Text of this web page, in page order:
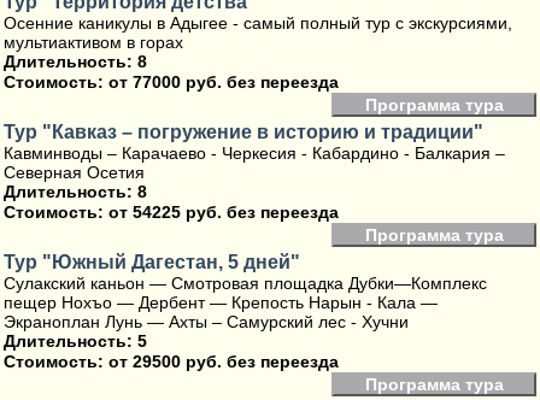
Осенние каникулы в Адыгее - самый полный тур с экскурсиями,
мультиактивом в горах
Длительность: 8
Стоимость: от 77000 руб. без переезда
Программа тура
Тур "Кавказ – погружение в историю и традиции"
Кавминводы – Карачаево - Черкесия - Кабардино - Балкария –
Северная Осетия
Длительность: 8
Стоимость: от 54225 руб. без переезда
Программа тура
Тур "Южный Дагестан, 5 дней"
Сулакский каньон — Смотровая площадка Дубки—Комплекс
пещер Нохъо — Дербент — Крепость Нарын - Кала —
Экраноплан Лунь — Ахты – Самурский лес - Хучни
Длительность: 5
Стоимость: от 29500 руб. без переезда
Программа тура